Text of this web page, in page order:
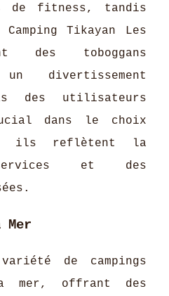
de fitness, tandis
Tikayan Les
des toboggans
divertissement
des utilisateurs
dans le choix
ils reflètent la
et des
Mer
de campings
mer, offrant des